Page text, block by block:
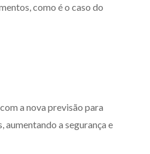
como é o caso do
a nova previsão para
a segurança e